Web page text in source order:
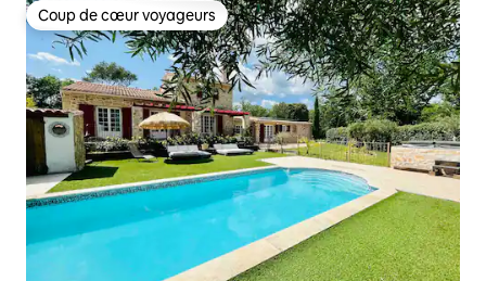
Coup de cœur voyageurs
Coup de cœur voyageurs